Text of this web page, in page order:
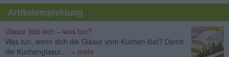
Artikelempfehlung
Glasur löst sich – was tun?
Was tun, wenn sich die Glasur vom Kuchen löst? Damit
die Kuchenglasur...
» mehr